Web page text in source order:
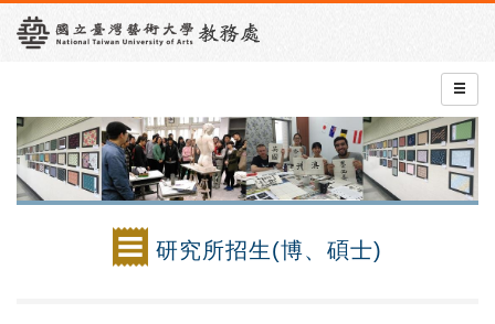
研究所招生(博、碩士)